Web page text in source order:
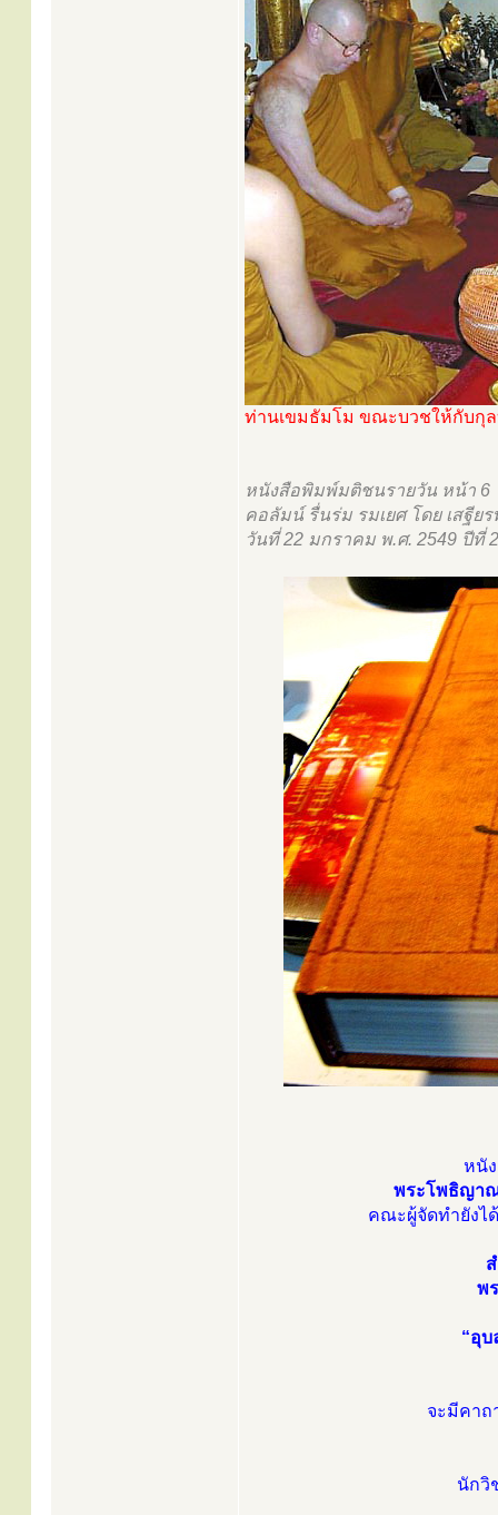
ท่านเขมธัมโม ขณะบวชให้กับกุ
หนังสือพิมพ์มติชนรายวัน หน้า 6
คอลัมน์ รื่นร่ม รมเยศ โดย เสฐีย
วันที่ 22 มกราคม พ.ศ. 2549 ปีที่
หนั
พระโพธิญาณ
คณะผู้จัดทำยังไ
พ
“อุบ
จะมีคาถ
นักวิ